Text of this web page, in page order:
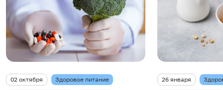
02 октября Здоровое питание 26 января